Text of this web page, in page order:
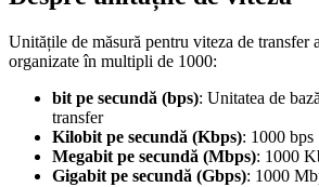
Unitățile de măsură pentru viteza de transfer
organizate în multipli de 1000:
bit pe secundă (bps): Unitatea de
transfer
Kilobit pe secundă (Kbps): 1000 bps
Megabit pe secundă (Mbps): 1000
Gigabit pe secundă (Gbps): 1000